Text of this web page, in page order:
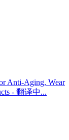
Anti-Aging, Wear
- 翻译中...